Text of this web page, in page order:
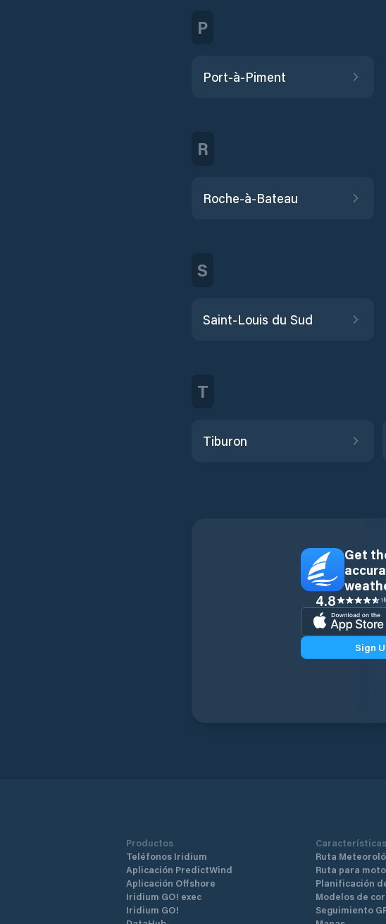
P
Port-à-Piment
R
Roche-à-Bateau
S
Saint-Louis du Sud
T
Tiburon
Get
4.8
Sign
Productos
Teléfonos Iridium
Aplicación PredictWind
Aplicación Offshore
Iridium GO! exec
Iridium GO!
Características
Ruta
Ruta para
Planificación
Modelos de
Seguimiento